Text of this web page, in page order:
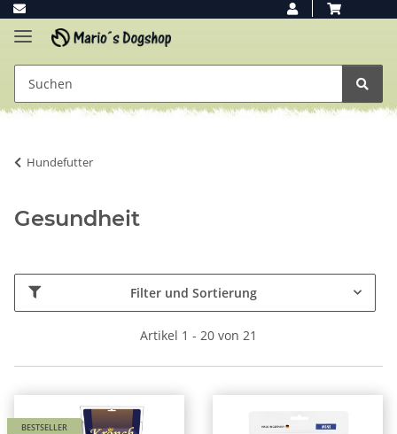
Hundefutter
Gesundheit
Filter und Sortierung
Artikel 1 - 20 von 21
BESTSELLER